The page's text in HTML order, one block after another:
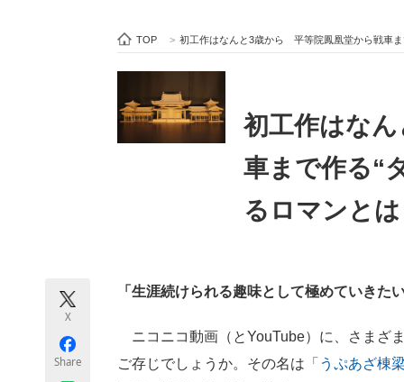
ビジネスと働き方のヒント
ITエンジニア向け専門サイト 企業向けIT
ちょっと気になるネットの話題
TOP > 初工作はなんと3歳から 平等院鳳凰堂から戦車
初工作はな
車まで作る“
るロマンとは
X
Share
「生涯続けられる趣味として極めていき
ニコニコ動画（とYouTube）に、さまざ
ご存じでしょうか。その名は 「うぷあざ棟